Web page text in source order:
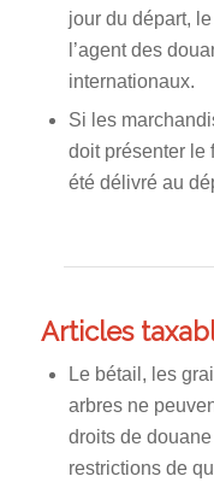
jour du départ,
l’agent des
internationaux.
Si les
doit présenter le
été délivré au
Articles
Le bétail, les
arbres ne
droits de
restrictions de